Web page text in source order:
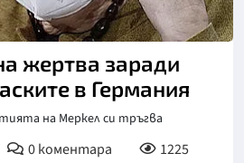
жертва заради
в Германия
на Меркел си тръгва
0коментара 1225